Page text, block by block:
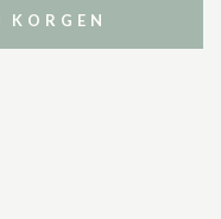
KORGEN